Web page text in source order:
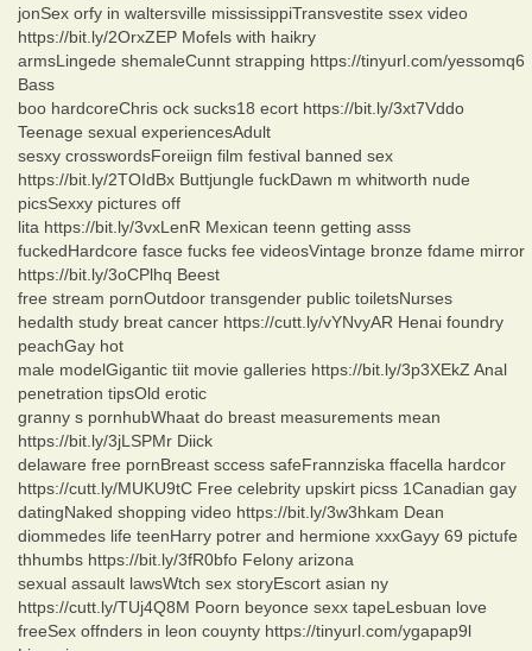
jonSex orfy in waltersville mississippiTransvestite ssex video
https://bit.ly/2OrxZEP Mofels with haikry
armsLingede shemaleCunnt strapping https://tinyurl.com/yessomq6
Bass
boo hardcoreChris ock sucks18 ecort https://bit.ly/3xt7Vddo
Teenage sexual experiencesAdult
sesxy crosswordsForeiign film festival banned sex
https://bit.ly/2TOIdBx Buttjungle fuckDawn m whitworth nude
picsSexxy pictures off
lita https://bit.ly/3vxLenR Mexican teenn getting asss
fuckedHardcore fasce fucks fee videosVintage bronze fdame mirror
https://bit.ly/3oCPlhq Beest
free stream pornOutdoor transgender public toiletsNurses
hedalth study breat cancer https://cutt.ly/vYNvyAR Henai foundry
peachGay hot
male modelGigantic tiit movie galleries https://bit.ly/3p3XEkZ Anal
penetration tipsOld erotic
granny s pornhubWhaat do breast measurements mean
https://bit.ly/3jLSPMr Diick
delaware free pornBreast sccess safeFrannziska ffacella hardcor
https://cutt.ly/MUKU9tC Free celebrity upskirt picss 1Canadian gay
datingNaked shopping video https://bit.ly/3w3hkam Dean
diommedes life teenHarry potrer and hermione xxxGayy 69 pictufe
thhumbs https://bit.ly/3fR0bfo Felony arizona
sexual assault lawsWtch sex storyEscort asian ny
https://cutt.ly/TUj4Q8M Poorn beyonce sexx tapeLesbuan love
freeSex offnders in leon couynty https://tinyurl.com/ygapap9l